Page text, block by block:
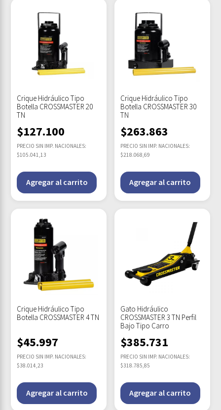
Crique Hidráulico Tipo
Botella CROSSMASTER 20
TN
$127.100
PRECIO SIN IMP. NACIONALES:
$105.041,13
Agregar al carrito
Crique Hidráulico Tipo
Botella CROSSMASTER 30
TN
$263.863
PRECIO SIN IMP. NACIONALES:
$218.068,69
Agregar al carrito
Crique Hidráulico Tipo
Botella CROSSMASTER 4 TN
$45.997
PRECIO SIN IMP. NACIONALES:
$38.014,23
Agregar al carrito
Gato Hidráulico
CROSSMASTER 3 TN Perfil
Bajo Tipo Carro
$385.731
PRECIO SIN IMP. NACIONALES:
$318.785,85
Agregar al carrito